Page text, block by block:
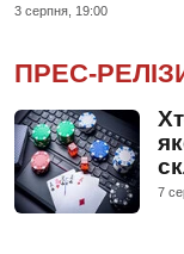
3 серпня, 19:00
ПРЕС-
7